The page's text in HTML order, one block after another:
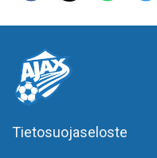
Tietosuojaseloste